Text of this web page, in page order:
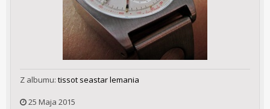
Z albumu: tissot seastar lemania
25 Maja 2015